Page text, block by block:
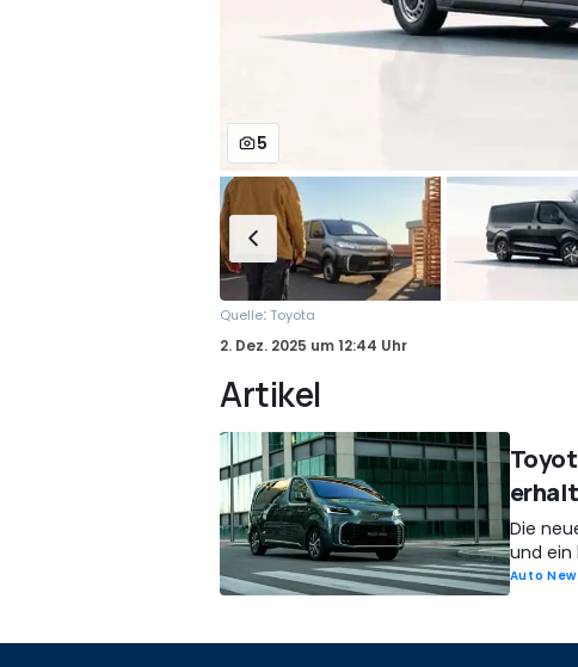
5
Quelle: Toyota
2. Dez. 2025 um12:44 Uhr
Artikel
Die
und ein
Auto